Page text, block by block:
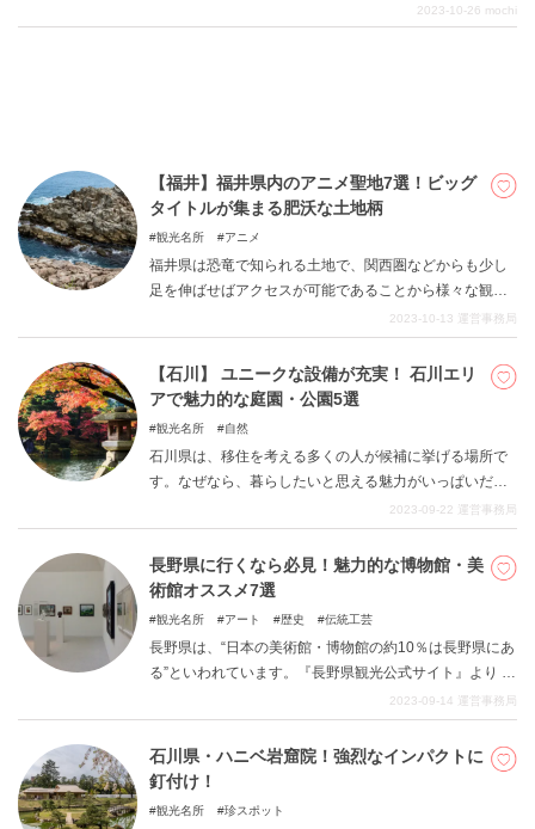
差のあるのが衝撃的ですね。灼熱の都内から逃げ出し
て、軽井沢で優雅なひと時を過ごしてみてはいかがでし
ょうか。 本記事では、そんな軽井沢エリアの魅力あふれ
る観光スポットをご紹介します。 15年近く毎年訪れてい
る筆者が「初めての軽井沢で必ず訪れてほしい」スポッ
トを厳選しました！ ぜひ本記事を参考に軽井沢観光の計
画を立ててみてください。
2023-10-26 mochi
【福井】福井県内のアニメ聖地7選！ビッグ
タイトルが集まる肥沃な土地柄
観光名所 アニメ
福井県は恐竜で知られる土地で、関西圏などからも少し
足を伸ばせばアクセスが可能であることから様々な観光
客の方で賑わっている土地柄となっています。 色んな見
どころがある土地ではありますが、アニメの聖地として
も栄えています。誰もが知るビッグタイトルのノミネー
トもあります。 是非チェックしてみてみてください。
2023-10-13 運営事務局
【石川】 ユニークな設備が充実！ 石川エリ
アで魅力的な庭園・公園5選
観光名所 自然
石川県は、移住を考える多くの人が候補に挙げる場所で
す。なぜなら、暮らしたいと思える魅力がいっぱいだか
らです。もともと日本海側地域のバラエティに富む食文
化があるなど特徴があり、さらに近年新幹線が開業し首
都圏との行き来がしやすくなったことも挙げられます。
そんな石川エリアには、たまに行ってみたくなるような
2023-09-22 運営事務局
長野県に行くなら必見！魅力的な博物館・美
術館オススメ7選
観光名所 アート 歴史 伝統工芸
長野県は、“日本の美術館・博物館の約10％は長野県にあ
る”といわれています。『長野県観光公式サイト』より 長
野にゆかりのある芸術家や歴史上の人物は多々いるの
で、魅力的な美術館・博物館が多いこともうなずけま
す。しかし、多々ある美術館・博物館の中から旅の計画
に加えるならどこが良いのか迷う方も多いかと思いま
2023-09-14 運営事務局
石川県・ハニベ岩窟院！強烈なインパクトに
釘付け！
観光名所 珍スポット